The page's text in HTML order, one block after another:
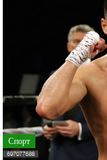
Спорт